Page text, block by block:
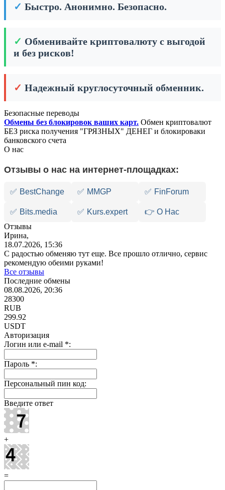
✓ Быстро. Анонимно. Безопасно.
✓ Обменивайте криптовалюту с выгодой
и без рисков!
✓ Надежный круглосуточный обменник.
Безопасные переводы
Обмены без блокировок ваших карт. Обмен криптовалют
БЕЗ риска получения "ГРЯЗНЫХ" ДЕНЕГ и блокироваки
банковского счета
О нас
Отзывы о нас на интернет-площадках:
✅ BestChange ✅ MMGP ✅ FinForum
✅ Bits.media ✅ Kurs.expert
👉 О Нас
Отзывы
Ирина,
18.07.2026, 15:36
С радостью обменяю тут еще. Все прошло отлично, сервис
рекомендую обеими руками!
Все отзывы
Последние обмены
08.08.2026, 20:36
28300
RUB
299.92
USDT
Авторизация
Логин или e-mail *:
Пароль *:
Персональный пин код:
Введите ответ
+
=